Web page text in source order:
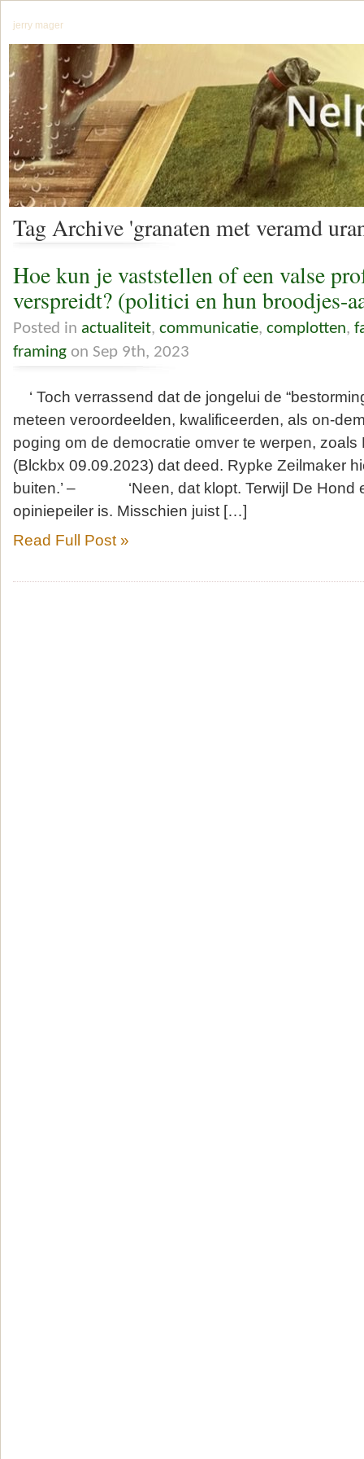
jerry mager
Tag Archive 'granaten met veramd
Hoe kun je vaststellen of een valse
verspreidt? (politici en hun broodjes-
Posted in actualiteit, communicatie, complotten,
framing on Sep 9th, 2023
‘ Toch verrassend dat de jongelui de
meteen veroordeelden, kwalificeerden, als on-
poging om de democratie omver te werpen, zoals
(Blckbx 09.09.2023) dat deed. Rypke Zeilmaker
buiten.’ – ‘Neen, dat klopt. Terwijl De Hond
opiniepeiler is. Misschien juist […]
Read Full Post »